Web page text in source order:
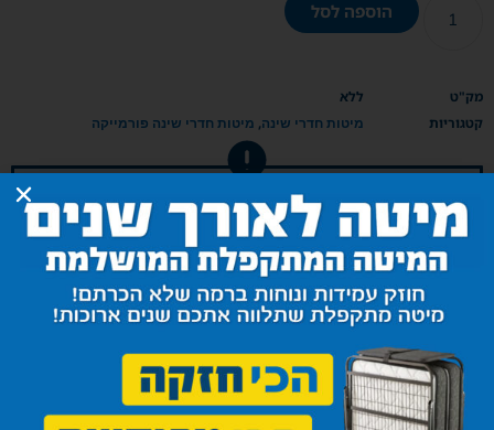
הוספה לסל
מק"ט
ללא
קטגוריות
מיטות חדרי שינה, מיטות חדרי שינה פורמייקה
נא לבדוק בפרטי המוצר את עלות ההובלה וההתקנה שעליכם
לשלם ישירות למתקין/מוביל
רוצים מיטה בהתאמה אישית?
שלחו אלינו טופס עם פרטיכם
ונחזור אליכם בהקדם כדי לתכנן
את מיטת החלומות שלכם!